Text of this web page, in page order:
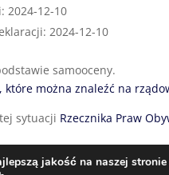
2024-12-10
2024-12-10
samooceny.
które można znaleźć na
sytuacji Rzecznika Praw
jakość na naszej